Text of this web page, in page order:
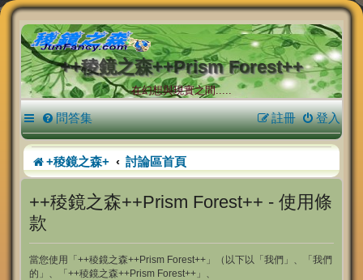
++稜鏡之森++Prism Forest++
在幻想與現實之間.....
問答集 登入
註冊
+稜鏡之森+ 討論區首頁
++稜鏡之森++Prism Forest++ - 使用條
款
當您使用「++稜鏡之森++Prism Forest++」（以下以「我們」、「我們
的」、「++稜鏡之森++Prism Forest++」、